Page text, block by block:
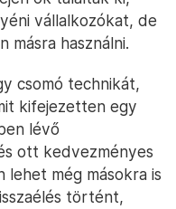
vállalkozókat, de
másra használni.
csomó technikát,
kifejezetten egy
lévő
ott kedvezményes
még másokra is
történt,